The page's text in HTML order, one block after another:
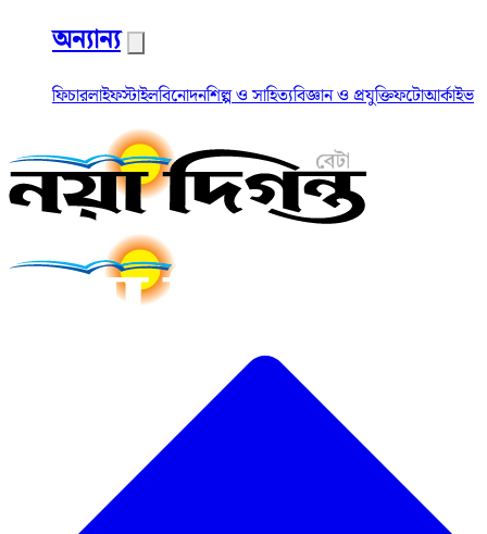
অন্যান্য
ফিচারলাইফস্টাইলবিনোদনশিল্প ও সাহিত্যবিজ্ঞান ও প্রযুক্তিফটোআর্কাইভ